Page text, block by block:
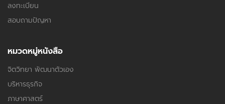
ลงทะเบียน
สอบถามปัญหา
หมวดหมู่หนังสือ
จิตวิทยา พัฒนาตัวเอง
บริหารธุรกิจ
ภาษาศาสตร์